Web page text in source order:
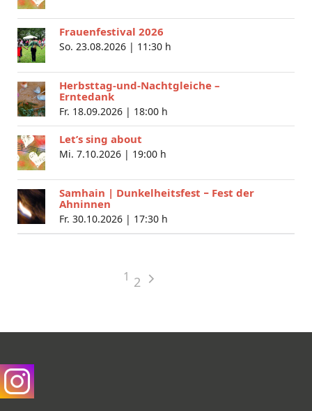
Frauenfestival 2026
So. 23.08.2026 | 11:30 h
Herbsttag-und-Nachtgleiche –
Erntedank
Fr. 18.09.2026 | 18:00 h
Let’s sing about
Mi. 7.10.2026 | 19:00 h
Samhain | Dunkelheitsfest − Fest der
Ahninnen
Fr. 30.10.2026 | 17:30 h
1 2